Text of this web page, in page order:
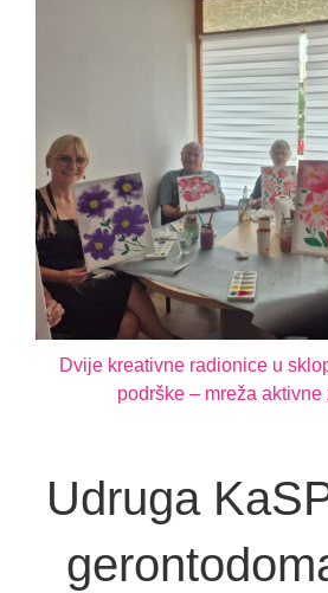
Dvije kreativne radionice u
podrške – mreža aktivne
Udruga